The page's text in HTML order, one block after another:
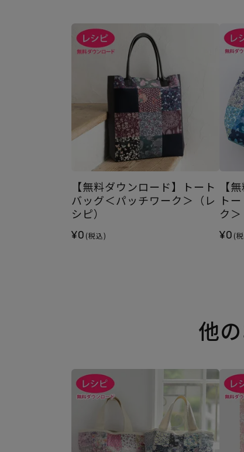
【無料ダウンロード】トート
バッグ＜パッチワーク＞（レ
シピ）
¥0 (税込)
【
ト
ク＞
¥0 (
他